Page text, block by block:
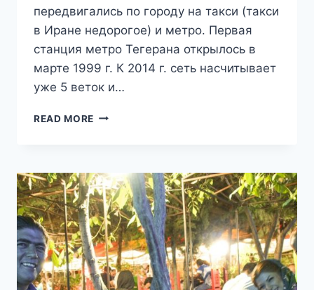
передвигались по городу на такси (такси
в Иране недорогое) и метро. Первая
станция метро Тегерана открылось в
марте 1999 г. К 2014 г. сеть насчитывает
уже 5 веток и…
READ MORE ПУТЕШЕСТВИЕ
3.
ТЕГЕРАН.
РОСКОШЬ
ДВОРЦОВ
И
СОКРОВИЩНИЦ.